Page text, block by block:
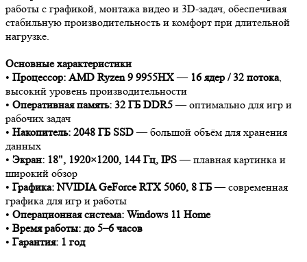
работы с графикой, монтажа видео и 3D-задач, обеспечивая
стабильную производительность и комфорт при длительной
нагрузке.
Основные характеристики
• Процессор: AMD Ryzen 9 9955HX— 16 ядер / 32 потока,
высокий уровень производительности
• Оперативная память: 32 ГБ DDR5— оптимально для игр и
рабочих задач
• Накопитель: 2048 ГБ SSD— большой объём для хранения
данных
• Экран: 18", 1920×1200, 144 Гц, IPS— плавная картинка и
широкий обзор
• Графика: NVIDIA GeForce RTX 5060, 8 ГБ— современная
графика для игр и работы
• Операционная система: Windows 11 Home
• Время работы: до 5–6 часов
• Гарантия: 1 год